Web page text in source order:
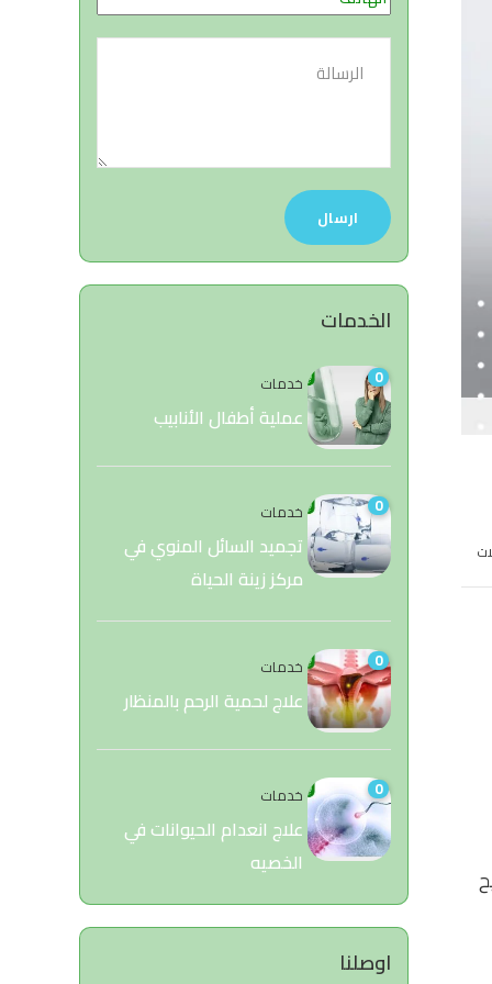
الخدمات
0 خدمات
عملية أطفال الأنابيب
0 خدمات
تجميد السائل المنوي في
مركز زينة الحياة
0 خدمات
علاج لحمية الرحم بالمنظار
0 خدمات
علاج انعدام الحيوانات في
الخصيه
اوصلنا